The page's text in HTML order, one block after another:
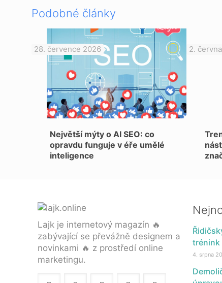
Podobné články
28. července 2026
Největší mýty o AI SEO: co
opravdu funguje v éře umělé
inteligence
2.
Lajk je internetový magazín 🔥
zabývající se převážně designem a
novinkami 🔥 z prostředí online
marketingu.
trénink
4. srpna